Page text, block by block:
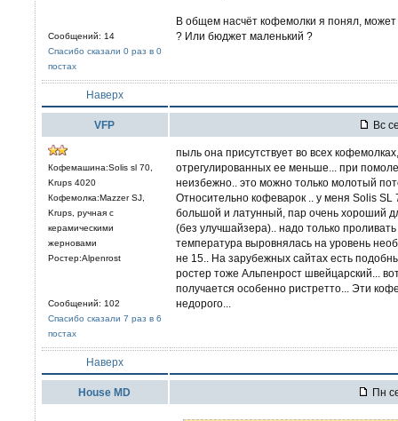
Сообщений: 14
Спасибо сказали 0 раз в 0
постах
В общем насчёт кофемолки я понял, может
? Или бюджет маленький ?
Наверх
VFP Вс
Кофемашина:Solis sl 70,
Krups 4020
Кофемолка:Mazzer SJ,
Krups, ручная с
керамическими
жерновами
Ростер:Alpenrost
Сообщений: 102
Спасибо сказали 7 раз в 6
постах
пыль она присутствует во всех
отрегулированных ее меньше... при
неизбежно.. это можно только молотый
Относительно кофеварок .. у меня Solis
большой и латунный, пар очень хороший
(без улучшайзера).. надо только
температура выровнялась на уровень
не 15.. На зарубежных сайтах есть
ростер тоже Альпенрост швейцарский...
получается особенно ристретто... Эти
недорого...
Наверх
House MD Пн